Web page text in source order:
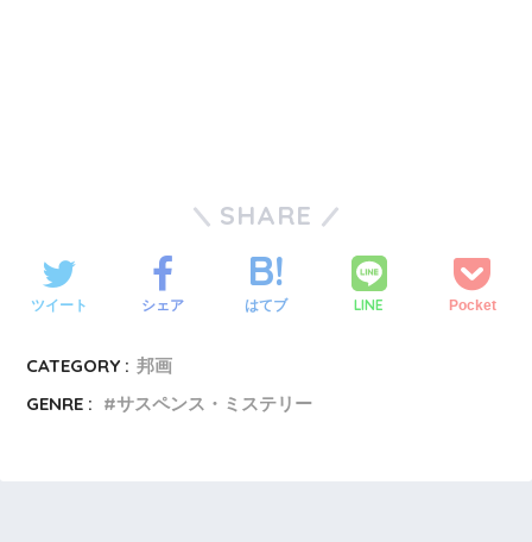
SHARE
ツイート シェア はてブ LINE Pocket
CATEGORY : 邦画
GENRE :
サスペンス・ミステリー